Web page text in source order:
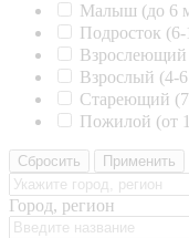
Малыш (до 6
Подросток (6-
Взрослеющий
Взрослый (4-
Стареющий
Пожилой (от
Сбросить Применить
Город, регион